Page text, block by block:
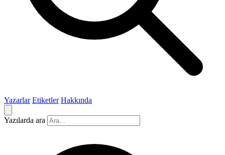
Yazarlar Etiketler Hakkında
Yazılarda ara